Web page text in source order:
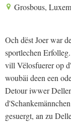
Grosbous,
Och dëst Joer war
sportlechen
vill Vëlosfuerer op
woubäi deen een
Detour iwwer
gesuergt, an zu